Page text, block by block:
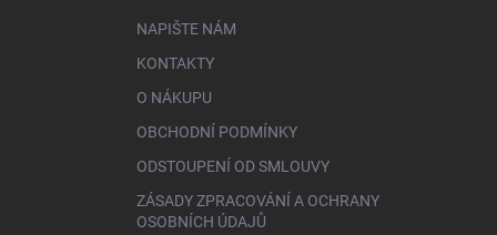
NAPIŠTE NÁM
KONTAKTY
O NÁKUPU
OBCHODNÍ PODMÍNKY
ODSTOUPENÍ OD SMLOUVY
ZÁSADY ZPRACOVÁNÍ A OCHRANY
OSOBNÍCH ÚDAJŮ